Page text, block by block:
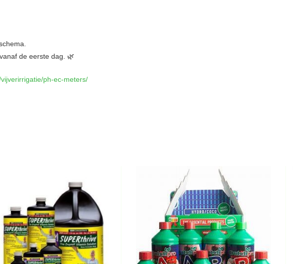
de eerste dag. 🌿
ph-ec-meters/